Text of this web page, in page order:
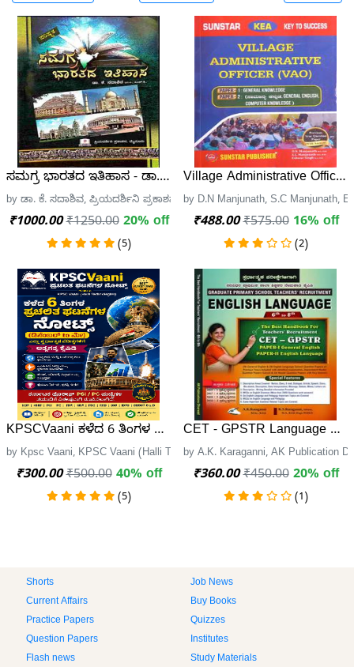
ಸಮಗ್ರ ಭಾರತದ ಇತಿಹಾಸ - ಡಾ. ಕೆ. ಸದಾಶಿವ
by ಡಾ. ಕೆ. ಸದಾಶಿವ, ಪ್ರಿಯದರ್ಶಿನಿ ಪ್ರಕಾಶನ, ಮೈಸೂರು
₹1000.00 ₹1250.00 20% off
(5)
Village Administrative
by D.N Manjunath, S.C Manjunath,
₹488.00 ₹575.00 16% off
(2)
KPSCVaani ಕಳೆದ 6 ತಿಂಗಳ ಪ್ರಚಲಿತ ಘಟನೆಗಳ ನೋಟ್ಸ್ (ಡಿಸೆಂಬರ್ to
by Kpsc Vaani, KPSC Vaani (Halli Technologies)
₹300.00 ₹500.00 40% off
(5)
CET - GPSTR Language
by A.K. Karaganni, AK Publication
₹360.00 ₹450.00 20% off
(1)
Shorts
Job News
Current Affairs
Buy Books
Practice Papers
Quizzes
Question Papers
Institutes
Flash news
Study Materials